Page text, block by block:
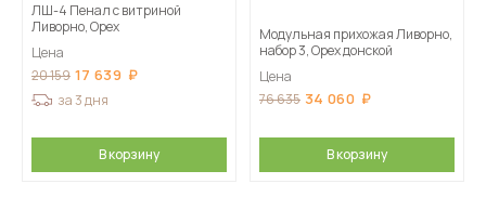
ЛШ-4 Пенал с витриной
Ливорно, Орех
Цена
20 159 17 639
за 3 дня
В корзину
Модульная прихожая Ливорно,
набор 3, Орех донской
Цена
76 635 34 060
В корзину